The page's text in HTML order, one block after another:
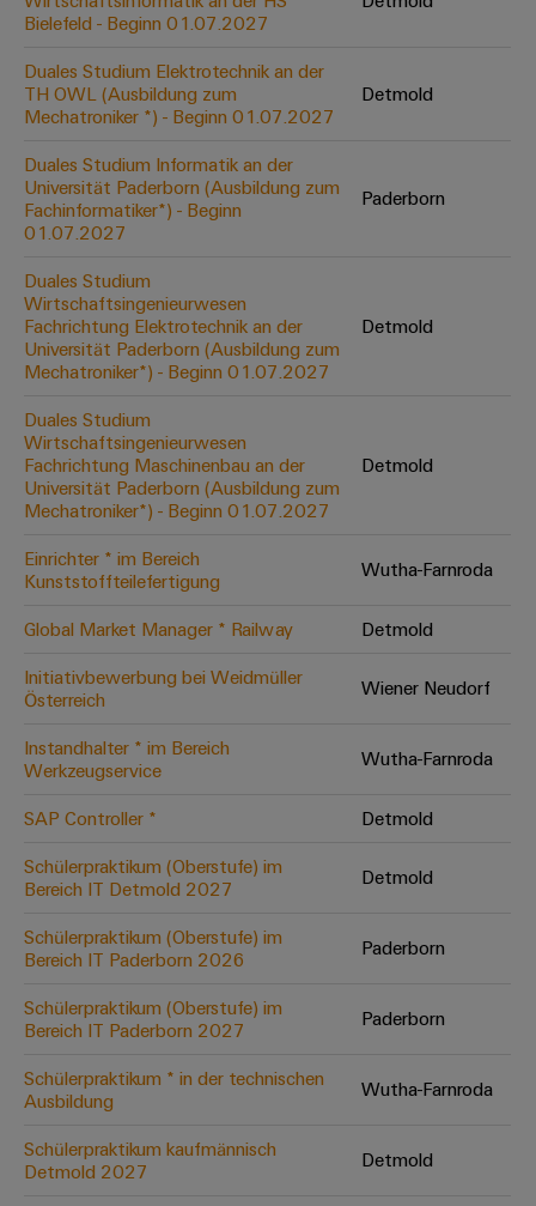
Abwasseraufbereitung
für
die
Wasser-
Abwasserindustrie
Wasserstoff
Wasserstoff
Schlüsseltechnologie
für
die
Energiewende
Effizienter
Betrieb
von
Windparks
Werkzeuge
Automaten
Software
Markierer
Industriedrucker
Cabinet
Infrastructure
Assemblierungsservice
Bestückte
Klemmenleisten
Modifizierte
und
bestückte
Kundenspezifische
Kabelkonfektionierung
Praxisnahe
Unsere Neuheiten
im Bereich
Bielefeld - Beginn 01.07.2027
Duales Studium Elektrotechnik an der
TH OWL (Ausbildung zum
Mechatroniker *) - Beginn 01.07.2027
Detmold
Duales Studium Informatik an der
Universität Paderborn (Ausbildung zum
Fachinformatiker*) - Beginn
01.07.2027
Paderborn
Duales Studium
Wirtschaftsingenieurwesen
Fachrichtung Elektrotechnik an der
Universität Paderborn (Ausbildung zum
Mechatroniker*) - Beginn 01.07.2027
Detmold
Duales Studium
Wirtschaftsingenieurwesen
Fachrichtung Maschinenbau an der
Universität Paderborn (Ausbildung zum
Mechatroniker*) - Beginn 01.07.2027
Detmold
Einrichter * im Bereich
Kunststoffteilefertigung
Wutha-Farnroda
Global Market Manager * Railway
Detmold
Initiativbewerbung bei Weidmüller
Österreich
Wiener Neudorf
Instandhalter * im Bereich
Werkzeugservice
Wutha-Farnroda
SAP Controller *
Detmold
Schülerpraktikum (Oberstufe) im
Bereich IT Detmold 2027
Detmold
Schülerpraktikum (Oberstufe) im
Bereich IT Paderborn 2026
Paderborn
Schülerpraktikum (Oberstufe) im
Bereich IT Paderborn 2027
Paderborn
Schülerpraktikum * in der technischen
Ausbildung
Wutha-Farnroda
Schülerpraktikum kaufmännisch
Detmold 2027
Detmold